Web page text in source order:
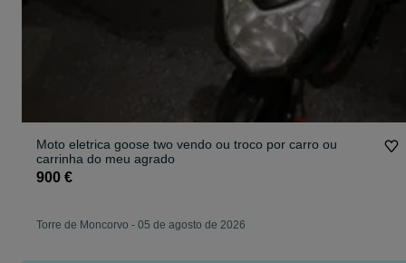
Moto eletrica goose two vendo ou troco por carro ou
carrinha do meu agrado
900 €
Torre de Moncorvo - 05 de agosto de 2026